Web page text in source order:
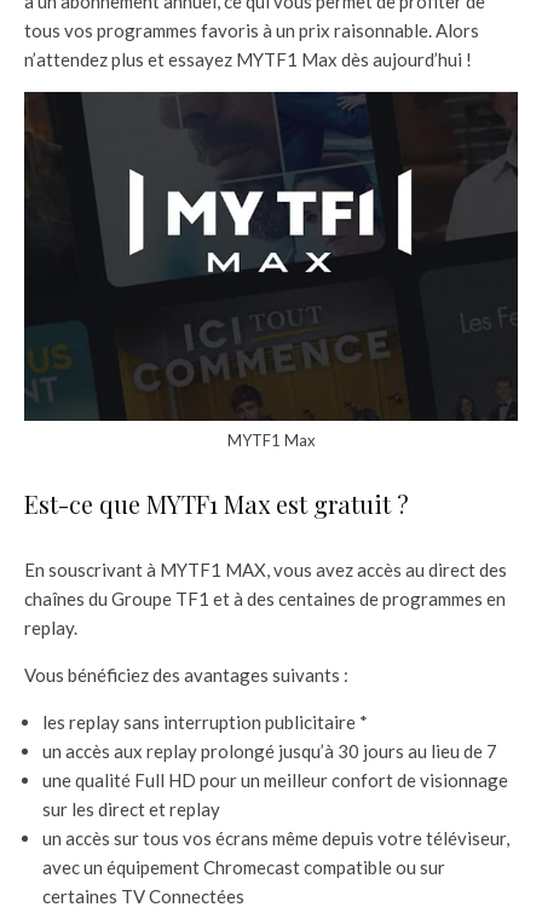
tous vos programmes favoris à un prix raisonnable. Alors
n’attendez plus et essayez MYTF1 Max dès aujourd’hui !
MYTF1 Max
Est-ce que MYTF1 Max est gratuit ?
En souscrivant à MYTF1 MAX, vous avez accès au direct des
chaînes du Groupe TF1 et à des centaines de programmes en
replay.
Vous bénéficiez des avantages suivants :
les replay sans interruption publicitaire *
un accès aux replay prolongé jusqu’à 30 jours au lieu de 7
une qualité Full HD pour un meilleur confort de visionnage
sur les direct et replay
un accès sur tous vos écrans même depuis votre téléviseur,
avec un équipement Chromecast compatible ou sur
certaines TV Connectées